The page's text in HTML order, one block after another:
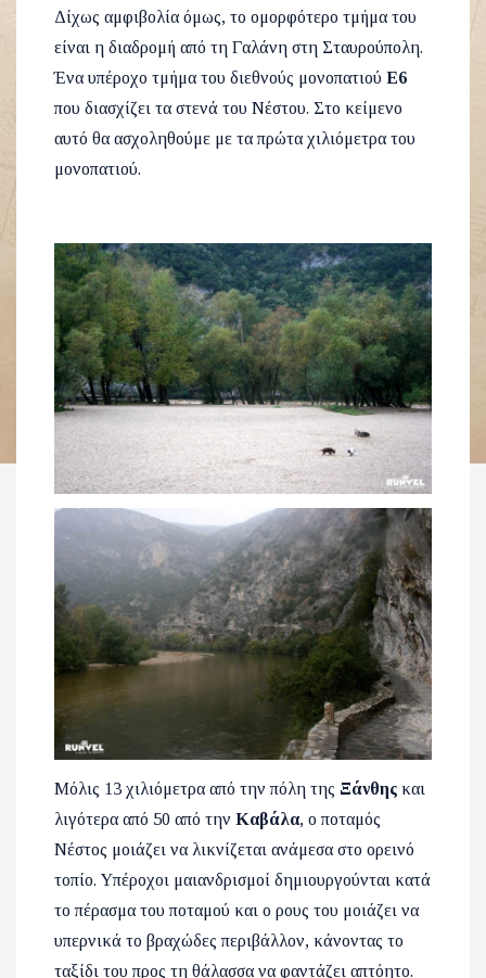
Δίχως αμφιβολία όμως, το ομορφότερο τμήμα του
είναι η διαδρομή από τη Γαλάνη στη Σταυρούπολη.
Ένα υπέροχο τμήμα του διεθνούς μονοπατιού Ε6
που διασχίζει τα στενά του Νέστου. Στο κείμενο
αυτό θα ασχοληθούμε με τα πρώτα χιλιόμετρα του
μονοπατιού.
Μόλις 13 χιλιόμετρα από την πόλη της Ξάνθης και
λιγότερα από 50 από την Καβάλα, ο ποταμός
Νέστος μοιάζει να λικνίζεται ανάμεσα στο ορεινό
τοπίο. Υπέροχοι μαιανδρισμοί δημιουργούνται κατά
το πέρασμα του ποταμού και ο ρους του μοιάζει να
υπερνικά το βραχώδες περιβάλλον, κάνοντας το
ταξίδι του προς τη θάλασσα να φαντάζει απτόητο.